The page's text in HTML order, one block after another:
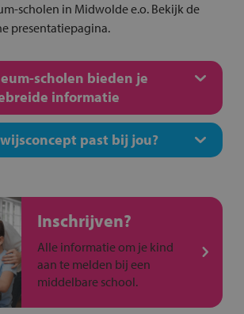
scholen in Midwolde e.o. Bekijk de
presentatiepagina.
scholen bieden je
informatie
past bij jou?
Inschrijven?
Alle informatie om je kind
aan te melden bij een
middelbare school.